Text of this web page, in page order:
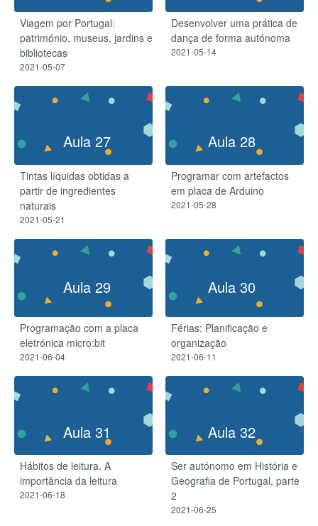
Viagem por Portugal:
património, museus, jardins e
bibliotecas
2021-05-07
Desenvolver uma prática de
dança de forma autónoma
2021-05-14
Aula 27
Tintas líquidas obtidas a
partir de ingredientes
naturais
2021-05-21
Aula 28
Programar com artefactos
em placa de Arduino
2021-05-28
Aula 29
Programação com a placa
eletrónica micro:bit
2021-06-04
Aula 30
Férias: Planificação e
organização
2021-06-11
Aula 31
Hábitos de leitura. A
importância da leitura
2021-06-18
Aula 32
Ser autónomo em História e
Geografia de Portugal, parte
2
2021-06-25